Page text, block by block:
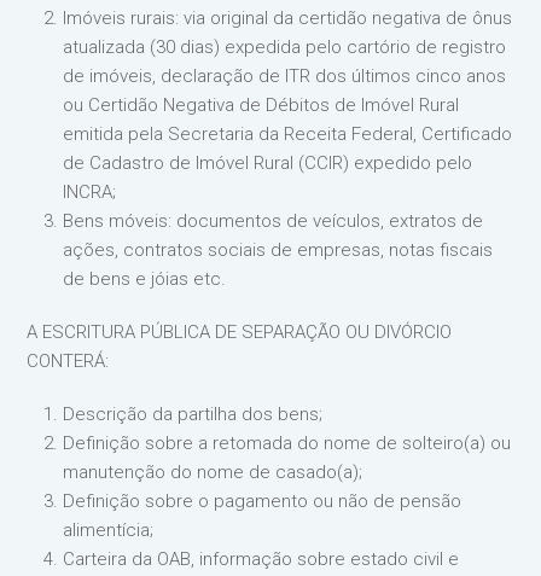
Imóveis rurais: via original da certidão negativa de ônus
atualizada (30 dias) expedida pelo cartório de registro
de imóveis, declaração de ITR dos últimos cinco anos
ou Certidão Negativa de Débitos de Imóvel Rural
emitida pela Secretaria da Receita Federal, Certificado
de Cadastro de Imóvel Rural (CCIR) expedido pelo
INCRA;
Bens móveis: documentos de veículos, extratos de
ações, contratos sociais de empresas, notas fiscais
de bens e jóias etc.
A ESCRITURA PÚBLICA DE SEPARAÇÃO OU DIVÓRCIO
CONTERÁ:
Descrição da partilha dos bens;
Definição sobre a retomada do nome de solteiro(a) ou
manutenção do nome de casado(a);
Definição sobre o pagamento ou não de pensão
alimentícia;
Carteira da OAB, informação sobre estado civil e